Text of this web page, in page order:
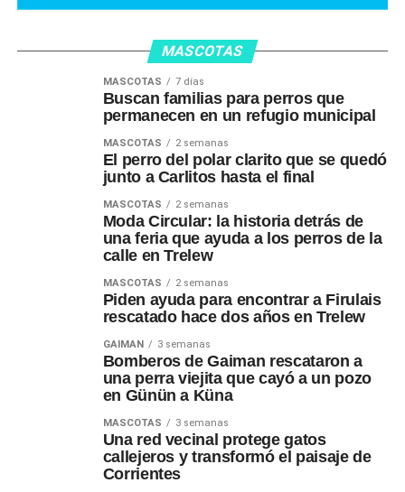
MASCOTAS
MASCOTAS 7 días
Buscan familias para perros que
permanecen en un refugio municipal
MASCOTAS 2 semanas
El perro del polar clarito que se quedó
junto a Carlitos hasta el final
MASCOTAS 2 semanas
Moda Circular: la historia detrás de
una feria que ayuda a los perros de la
calle en Trelew
MASCOTAS 2 semanas
Piden ayuda para encontrar a Firulais
rescatado hace dos años en Trelew
GAIMAN 3 semanas
Bomberos de Gaiman rescataron a
una perra viejita que cayó a un pozo
en Günün a Küna
MASCOTAS 3 semanas
Una red vecinal protege gatos
callejeros y transformó el paisaje de
Corrientes